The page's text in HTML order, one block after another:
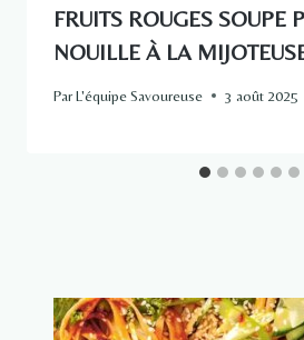
FRUITS ROUGES SOUPE
NOUILLE À LA
ParL'équipe Savoureuse 3 août 2025